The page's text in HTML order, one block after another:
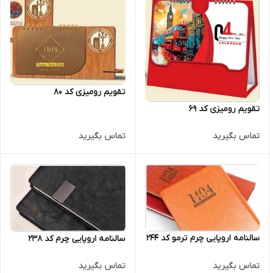
تقویم رومیزی کد 69
تماس بگیرید
تقویم رومیزی کد 80
تماس بگیرید
سالنامه اروپایی چرم ترمو کد 244
تماس بگیرید
سالنامه اروپایی چرم کد 238
تماس بگیرید